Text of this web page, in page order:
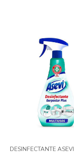
DESINFECTANTE ASEVI